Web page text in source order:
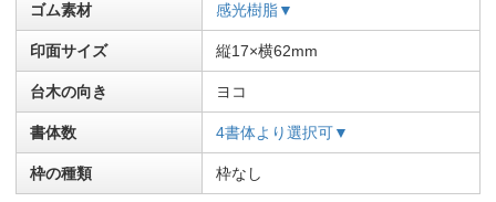
ゴム素材 感光樹脂▼
印面サイズ 縦17×横62mm
台木の向き ヨコ
書体数 4書体より選択可▼
枠の種類 枠なし